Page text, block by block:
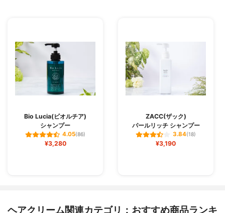
Bio Lucia(ビオルチア)
シャンプー
4.05(86)
¥3,280
ZACC(ザック)
パールリッチ シャンプー
3.84(18)
¥3,190
ヘアクリーム関連カテゴリ：おすすめ商品ランキ